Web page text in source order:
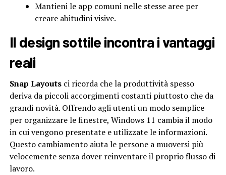
Mantieni le app comuni nelle stesse aree per
creare abitudini visive.
Il design sottile incontra i vantaggi
reali
Snap Layouts ci ricorda che la produttività spesso
deriva da piccoli accorgimenti costanti piuttosto che da
grandi novità. Offrendo agli utenti un modo semplice
per organizzare le finestre, Windows 11 cambia il modo
in cui vengono presentate e utilizzate le informazioni.
Questo cambiamento aiuta le persone a muoversi più
velocemente senza dover reinventare il proprio flusso di
lavoro.